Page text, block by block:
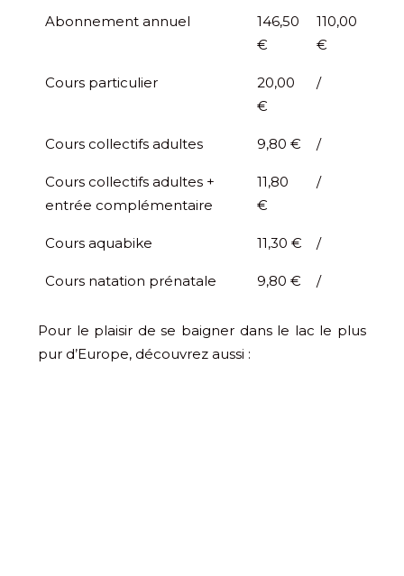
Abonnement annuel
146,50
€
110,00
€
Cours particulier
20,00
€
/
Cours collectifs adultes 9,80 € /
Cours collectifs adultes +
entrée complémentaire
11,80
€
/
Cours aquabike 11,30 € /
Cours natation prénatale 9,80 € /
Pour le plaisir de se baigner dans le lac le plus
pur d’Europe, découvrez aussi :